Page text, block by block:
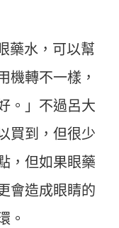
藥水，可以幫
機轉不一樣，
。」不過呂大
買到，但很少
，但如果眼藥
會造成眼睛的
。